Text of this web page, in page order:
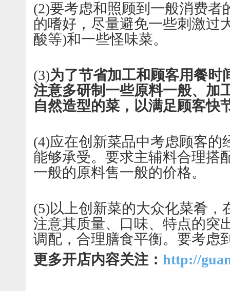
(2)要考虑和照顾到一般消费者
的嗜好，尽量避免一些刺激过
酸等)和一些怪味菜。
(3)为了节省加工和顾客用餐时
注意多研制一些原料一般、加
自然造型的菜，以满足顾客快
(4)应在创新菜品中考虑顾客的
能够承受。要求主辅料合理搭
一般的原料售一般的价格。
(5)以上创新菜的大众化菜肴，
注意其质量、口味、特点的突
调配，合理膳食平衡。要考虑
更多开店内容关注： http://